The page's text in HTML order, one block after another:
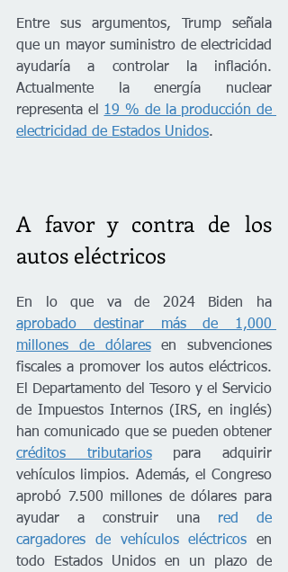
Entre sus argumentos, Trump señala
que un mayor suministro de electricidad
ayudaría a controlar la inflación.
Actualmente la energía nuclear
representa el 19 % de la producción de
electricidad de Estados Unidos.
A favor y contra de los
autos eléctricos
aprobado destinar más de 1,000
millones de dólares en subvenciones
fiscales a promover los autos eléctricos.
El Departamento del Tesoro y el Servicio
de Impuestos Internos (IRS, en inglés)
créditos tributarios para adquirir
vehículos limpios. Además, el Congreso
aprobó 7.500 millones de dólares para
ayudar a construir una red de
cargadores de vehículos eléctricos en
todo Estados Unidos en un plazo de